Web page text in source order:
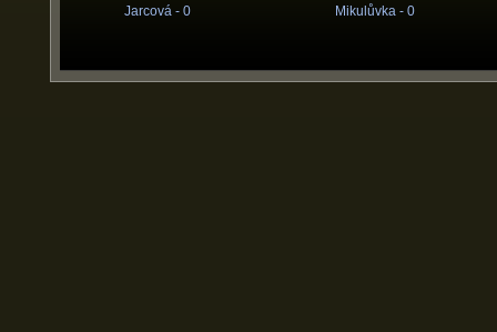
Jarcová - 0
Mikulůvka - 0